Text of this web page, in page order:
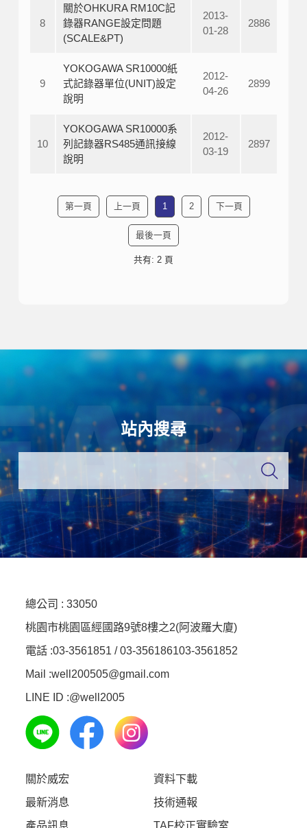
8
關於OHKURA RM10C記
錄器RANGE設定問題
(SCALE&PT)
2013-
01-28
2886
9
YOKOGAWA SR10000紙
式記錄器單位(UNIT)設定
說明
2012-
04-26
2899
10
YOKOGAWA SR10000系
列記錄器RS485通訊接線
說明
2012-
03-19
2897
第一頁 上一頁 1 2 下一頁
最後一頁
共有: 2 頁
站內搜尋
總公司 : 33050
桃園市桃園區經國路9號8樓之2(阿波羅大廈)
電話 :03-3561851 / 03-356186103-3561852
Mail :well200505@gmail.com
LINE ID :@well2005
關於威宏
最新消息
產品訊息
資料下載
技術通報
TAF校正實驗室